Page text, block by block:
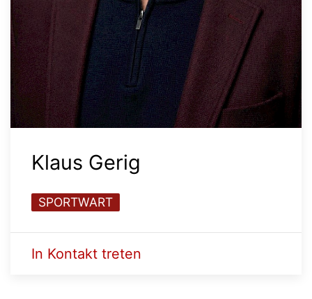
Klaus Gerig
SPORTWART
In Kontakt treten